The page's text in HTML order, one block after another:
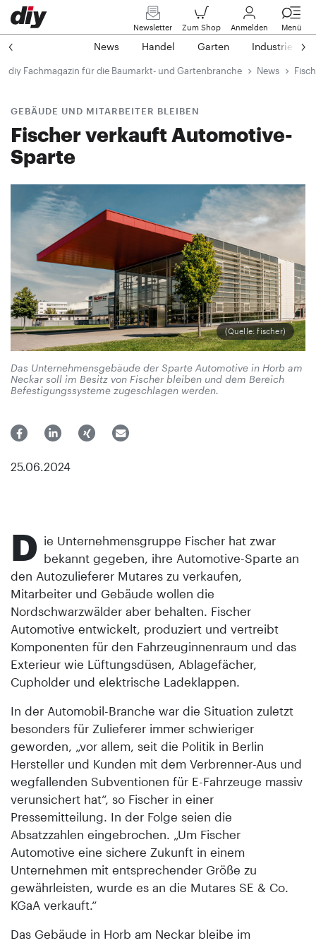
Newsletter Zum Shop Anmelden Menü
News Handel Garten Industrie
diy Fachmagazin für die Baumarkt- und Gartenbranche News
GEBÄUDE UND MITARBEITER BLEIBEN
Fischer verkauft Automotive-
Sparte
(Quelle: fischer)
Das Unternehmensgebäude der Sparte Automotive in Horb am
Neckar soll im Besitz von Fischer bleiben und dem Bereich
Befestigungssysteme zugeschlagen werden.
25.06.2024
D ie Unternehmensgruppe Fischer hat zwar
bekannt gegeben, ihre Automotive-Sparte an
den Autozulieferer Mutares zu verkaufen,
Mitarbeiter und Gebäude wollen die
Nordschwarzwälder aber behalten. Fischer
Automotive entwickelt, produziert und vertreibt
Komponenten für den Fahrzeuginnenraum und das
Exterieur wie Lüftungsdüsen, Ablagefächer,
Cupholder und elektrische Ladeklappen.
In der Automobil-Branche war die Situation zuletzt
besonders für Zulieferer immer schwieriger
geworden, „vor allem, seit die Politik in Berlin
Hersteller und Kunden mit dem Verbrenner-Aus und
wegfallenden Subventionen für E-Fahrzeuge massiv
verunsichert hat“, so Fischer in einer
Pressemitteilung. In der Folge seien die
Absatzzahlen eingebrochen. „Um Fischer
Automotive eine sichere Zukunft in einem
Unternehmen mit entsprechender Größe zu
gewährleisten, wurde es an die Mutares SE & Co.
KGaA verkauft.“
Das Gebäude in Horb am Neckar bleibe im